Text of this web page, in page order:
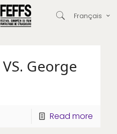
Français
George
Read more